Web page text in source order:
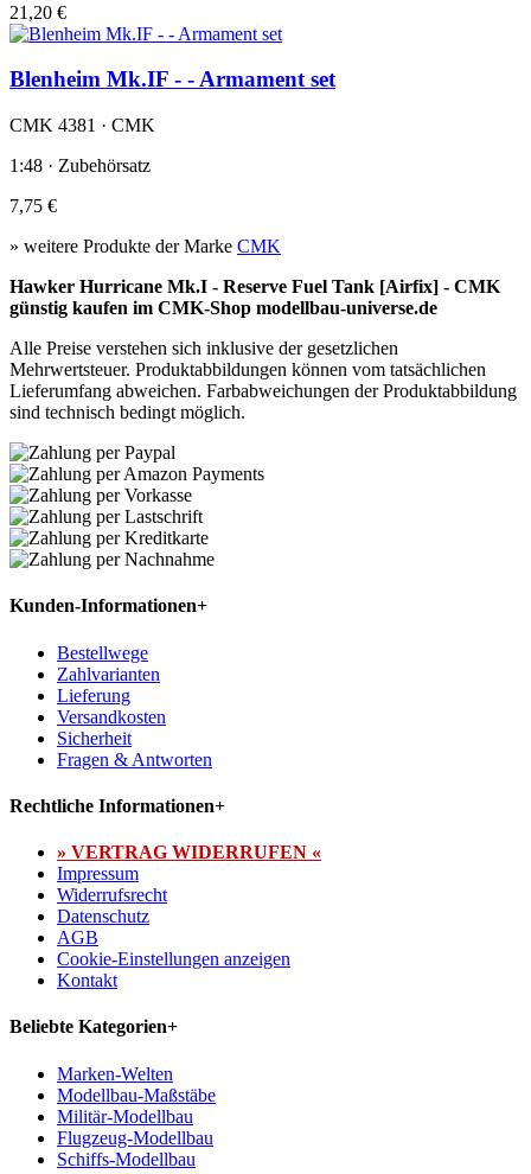
21,20 €
Blenheim Mk.IF - - Armament set
CMK 4381 · CMK
1:48 · Zubehörsatz
7,75 €
» weitere Produkte der Marke CMK
Hawker Hurricane Mk.I - Reserve Fuel Tank [Airfix] - CMK
günstig kaufen im CMK-Shop modellbau-universe.de
Alle Preise verstehen sich inklusive der gesetzlichen
Mehrwertsteuer. Produktabbildungen können vom tatsächlichen
Lieferumfang abweichen. Farbabweichungen der Produktabbildung
sind technisch bedingt möglich.
Kunden-Informationen+
Bestellwege
Zahlvarianten
Lieferung
Versandkosten
Sicherheit
Fragen & Antworten
Rechtliche Informationen+
» VERTRAG WIDERRUFEN «
Impressum
Widerrufsrecht
Datenschutz
AGB
Cookie-Einstellungen anzeigen
Kontakt
Beliebte Kategorien+
Marken-Welten
Modellbau-Maßstäbe
Militär-Modellbau
Flugzeug-Modellbau
Schiffs-Modellbau